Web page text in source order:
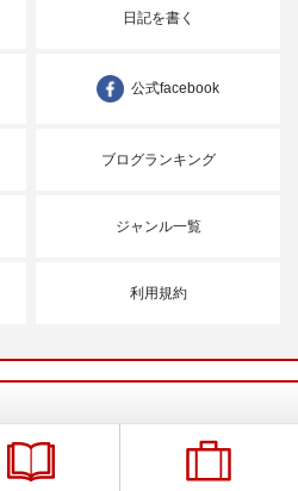
日記を書く
公式facebook
ブログランキング
ジャンル一覧
利用規約